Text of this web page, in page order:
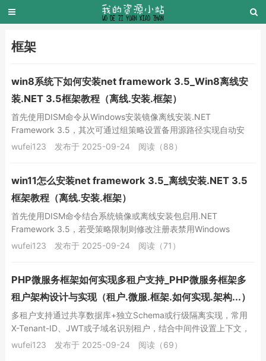
框架
win8系统下如何安装net framework 3.5_Win8离线安
装.NET 3.5框架教程（离线.安装.框架）
首先使用DISM命令从Windows安装镜像离线安装.NET
Framework 3.5，其次可通过组策略设置备用源路径实现自动安
装，最后也可选用可信的第三方离...
wufei123 发布于 2025-09-24 阅读（88）
win11怎么安装net framework 3.5_离线安装.NET 3.5
框架教程（离线.安装.框架）
首先使用DISM命令结合系统镜像或离线安装包启用.NET
Framework 3.5，若受策略限制则修改注册表禁用Windows
Update依赖，最后可通过第...
wufei123 发布于 2025-09-24 阅读（71）
PHP微服务框架如何实现多租户支持_PHP微服务框架多
租户架构设计与实现（租户.微服.框架.如何实现.架构...）
多租户支持通过共享数据库+独立Schema或行级隔离实现，常用
X-Tenant-ID、JWT或子域名识别租户，结合中间件设置上下文，
利用Eloquent全局作用...
wufei123 发布于 2025-09-24 阅读（69）